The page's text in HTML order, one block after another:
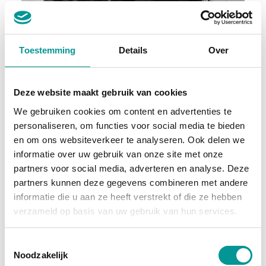
Toestemming Details Over
Deze website maakt gebruik van cookies
We gebruiken cookies om content en advertenties te
personaliseren, om functies voor social media te bieden
en om ons websiteverkeer te analyseren. Ook delen we
informatie over uw gebruik van onze site met onze
partners voor social media, adverteren en analyse. Deze
partners kunnen deze gegevens combineren met andere
informatie die u aan ze heeft verstrekt of die ze hebben
verzameld op basis van uw gebruik van hun services.
Noodzakelijk
€729.31/maand
72 maanden
Deze auto bekijken